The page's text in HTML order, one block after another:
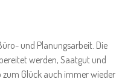
und Planungsarbeit. Die
werden, Saatgut und
zum Glück auch immer wieder